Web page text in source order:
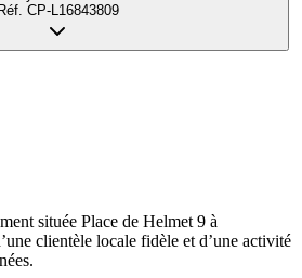
Réf. CP-L16843809
située Place de Helmet 9 à
clientèle locale fidèle et d’une activité